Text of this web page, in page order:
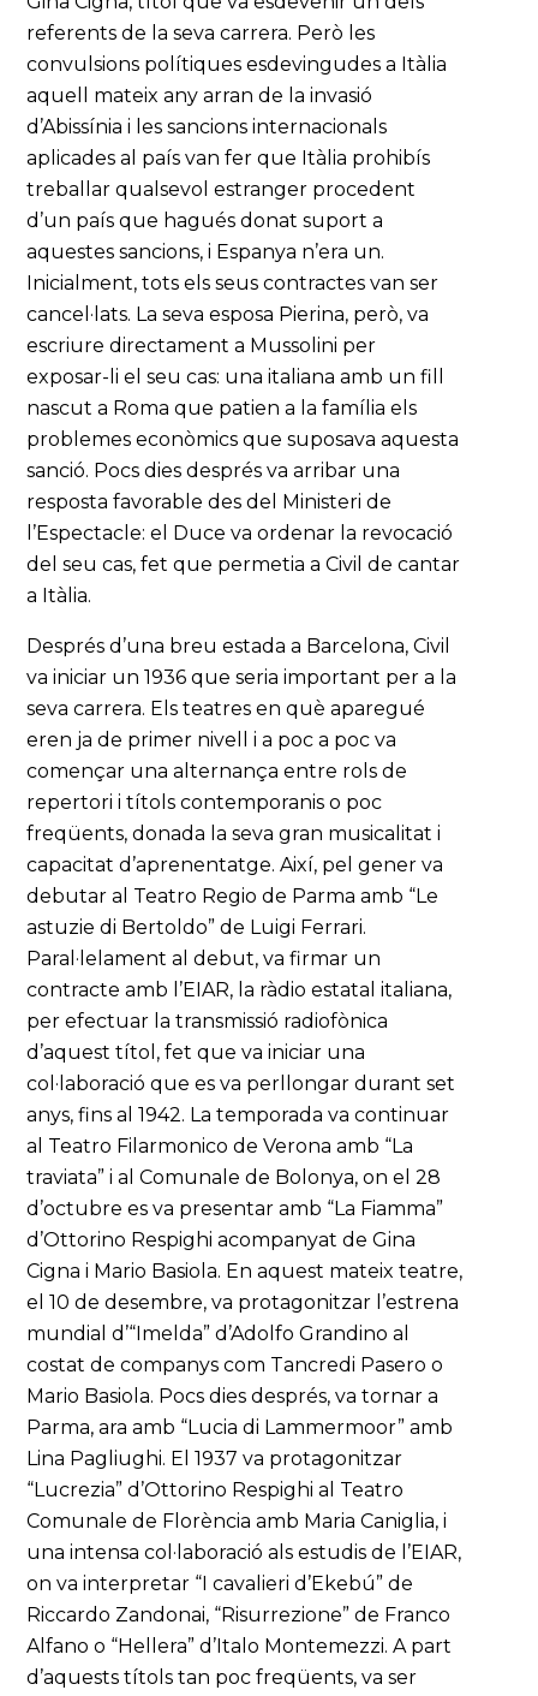
referents de la seva carrera. Però les
convulsions polítiques esdevingudes a Itàlia
aquell mateix any arran de la invasió
d’Abissínia i les sancions internacionals
aplicades al país van fer que Itàlia prohibís
treballar qualsevol estranger procedent
d’un país que hagués donat suport a
aquestes sancions, i Espanya n’era un.
Inicialment, tots els seus contractes van ser
cancel·lats. La seva esposa Pierina, però, va
escriure directament a Mussolini per
exposar-li el seu cas: una italiana amb un fill
nascut a Roma que patien a la família els
problemes econòmics que suposava aquesta
sanció. Pocs dies després va arribar una
resposta favorable des del Ministeri de
l’Espectacle: el Duce va ordenar la revocació
del seu cas, fet que permetia a Civil de cantar
a Itàlia.
Després d’una breu estada a Barcelona, Civil
va iniciar un 1936 que seria important per a la
seva carrera. Els teatres en què aparegué
eren ja de primer nivell i a poc a poc va
començar una alternança entre rols de
repertori i títols contemporanis o poc
freqüents, donada la seva gran musicalitat i
capacitat d’aprenentatge. Així, pel gener va
debutar al Teatro Regio de Parma amb “Le
astuzie di Bertoldo” de Luigi Ferrari.
Paral·lelament al debut, va firmar un
contracte amb l’EIAR, la ràdio estatal italiana,
per efectuar la transmissió radiofònica
d’aquest títol, fet que va iniciar una
col·laboració que es va perllongar durant set
anys, fins al 1942. La temporada va continuar
al Teatro Filarmonico de Verona amb “La
traviata” i al Comunale de Bolonya, on el 28
d’octubre es va presentar amb “La Fiamma”
d’Ottorino Respighi acompanyat de Gina
Cigna i Mario Basiola. En aquest mateix teatre,
el 10 de desembre, va protagonitzar l’estrena
mundial d’“Imelda” d’Adolfo Grandino al
costat de companys com Tancredi Pasero o
Mario Basiola. Pocs dies després, va tornar a
Parma, ara amb “Lucia di Lammermoor” amb
Lina Pagliughi. El 1937 va protagonitzar
“Lucrezia” d’Ottorino Respighi al Teatro
Comunale de Florència amb Maria Caniglia, i
una intensa col·laboració als estudis de l’EIAR,
on va interpretar “I cavalieri d’Ekebú” de
Riccardo Zandonai, “Risurrezione” de Franco
Alfano o “Hellera” d’Italo Montemezzi. A part
d’aquests títols tan poc freqüents, va ser